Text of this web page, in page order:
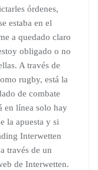
órdenes,
estaba en el
a quedado claro
obligado o no
A través de
rugby, está la
de combate
en línea solo hay
la apuesta y si
Interwetten
través de un
de Interwetten.